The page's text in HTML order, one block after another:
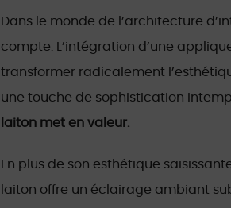
Dans le monde de l’architecture
compte. L’intégration d’une
transformer radicalement
une touche de sophistication
laiton met en valeur.
En plus de son esthétique
laiton offre un éclairage ambiant